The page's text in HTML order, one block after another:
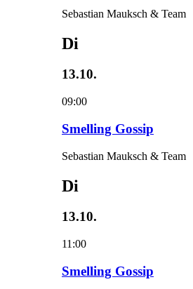
Sebastian Mauksch & Team
Di
13.10.
09:00
Smelling Gossip
Sebastian Mauksch & Team
Di
13.10.
11:00
Smelling Gossip